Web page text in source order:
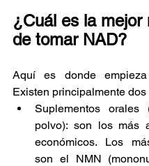
¿Cuál es la mejor
de tomar NAD?
Aquí es donde
Existen principalmente dos
Suplementos orales
polvo): son los más
económicos. Los
son el NMN